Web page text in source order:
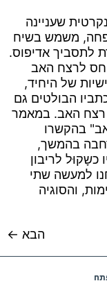
שעניינה
משמש בשיח
לתסביך אדיפוס.
לרצח האב
של היחיד,
הבולטים גם
רצח האב. במאמר
בהקשרו
בהמשך,
כשָקוּל לריבון
למעשה שתי
והסוגיה
הבא ←